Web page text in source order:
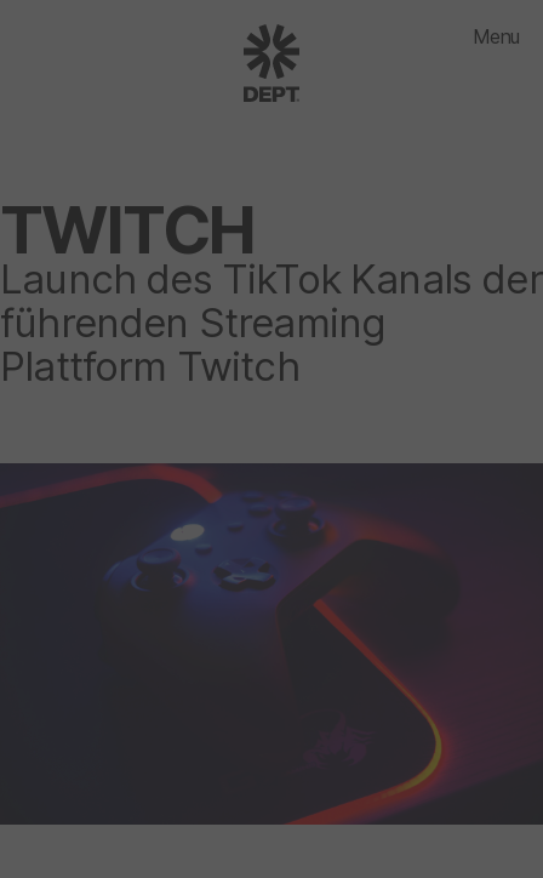
Menu
TWITCH
Launch des TikTok Kanals der
führenden Streaming
Plattform Twitch